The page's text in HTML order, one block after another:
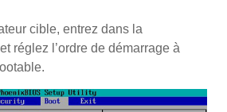
cible, entrez dans la
réglez l’ordre de démarrage à